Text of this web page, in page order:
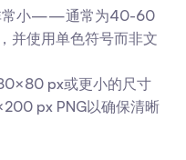
常小——通常为40-60
并使用单色符号而非文
px或更小的尺寸
px PNG以确保清晰